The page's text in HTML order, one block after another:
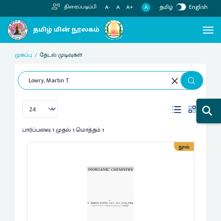
திரைப்படிப்பி A- A A+ A தமிழ் English
முகப்பு தேடல் முடிவுகள்
பார்ப்பவை 1 முதல் 1 மொத்தம் 1
நூல்